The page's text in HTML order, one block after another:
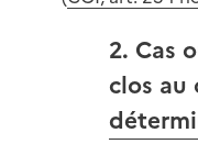
2. Cas
clos au